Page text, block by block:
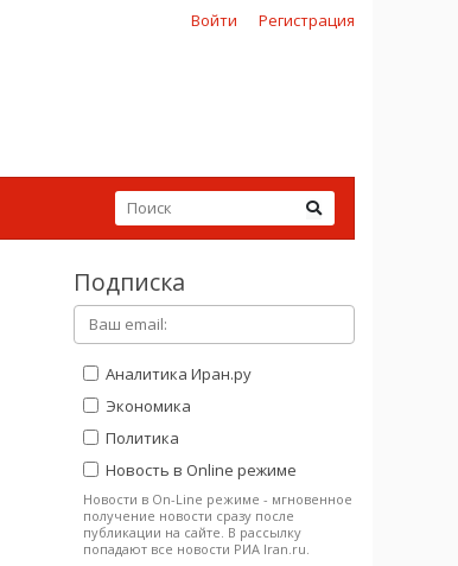
Войти Регистрация
Подписка
Аналитика Иран.ру
Экономика
Политика
Новость в Online режиме
Новости в On-Line режиме - мгновенное
получение новости сразу после
публикации на сайте. В рассылку
попадают все новости РИА Iran.ru.